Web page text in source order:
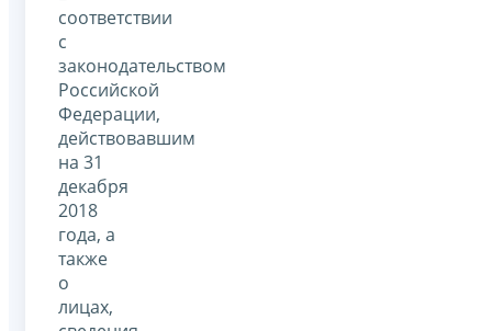
соответствии
с
законодательством
Российской
Федерации,
действовавшим
на 31
декабря
2018
года, а
также
о
лицах,